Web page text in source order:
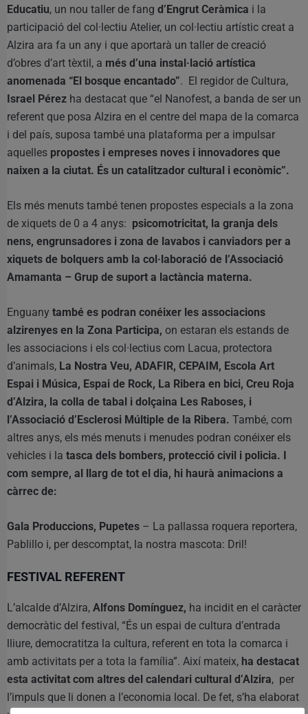
Educatiu, un nou taller de fang d’Engrut Ceràmica i la
participació del col·lectiu Atelier, un col·lectiu artístic creat a
Alzira ara fa un any i que aportarà un taller de creació
d’obres d’art tèxtil, a més d’una instal·lació artística
anomenada “El bosque encantado”. El regidor de Cultura,
Israel Pérez ha destacat que “el Nanofest, a banda de ser un
referent que posa Alzira en el centre del mapa de la comarca
i del país, suposa també una plataforma per a impulsar
aquelles propostes i empreses noves i innovadores que
naixen a la ciutat. És un catalitzador cultural i econòmic”.
Els més menuts també tenen propostes especials a la zona
de xiquets de 0 a 4 anys: psicomotricitat, la granja dels
nens, engrunsadores i zona de lavabos i canviadors per a
xiquets de bolquers amb la col·laboració de l’Associació
Amamanta – Grup de suport a lactància materna.
Enguany també es podran conéixer les associacions
alzirenyes en la Zona Participa, on estaran els estands de
les associacions i els col·lectius com Lacua, protectora
d’animals, La Nostra Veu, ADAFIR, CEPAIM, Escola Art
Espai i Música, Espai de Rock, La Ribera en bici, Creu Roja
d’Alzira, la colla de tabal i dolçaina Les Raboses, i
l’Associació d’Esclerosi Múltiple de la Ribera. També, com
altres anys, els més menuts i menudes podran conéixer els
vehicles i la tasca dels bombers, protecció civil i policia. I
com sempre, al llarg de tot el dia, hi haurà animacions a
càrrec de:
Gala Produccions, Pupetes – La pallassa roquera reportera,
Pablillo i, per descomptat, la nostra mascota: Dril!
FESTIVAL REFERENT
L’alcalde d’Alzira, Alfons Domínguez, ha incidit en el caràcter
democràtic del festival, “És un espai de cultura d’entrada
lliure, democratitza la cultura, referent en tota la comarca i
amb activitats per a tota la família”. Així mateix, ha destacat
esta activitat com altres del calendari cultural d’Alzira, per
l’impuls que li donen a l’economia local. De fet, s’ha elaborat